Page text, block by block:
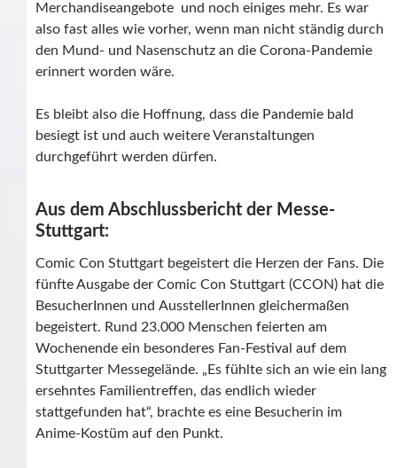
Merchandiseangebote und noch einiges mehr. Es war
also fast alles wie vorher, wenn man nicht ständig durch
den Mund- und Nasenschutz an die Corona-Pandemie
erinnert worden wäre.
Es bleibt also die Hoffnung, dass die Pandemie bald
besiegt ist und auch weitere Veranstaltungen
durchgeführt werden dürfen.
Aus dem Abschlussbericht der Messe-
Stuttgart:
Comic Con Stuttgart begeistert die Herzen der Fans. Die
fünfte Ausgabe der Comic Con Stuttgart (CCON) hat die
BesucherInnen und AusstellerInnen gleichermaßen
begeistert. Rund 23.000 Menschen feierten am
Wochenende ein besonderes Fan-Festival auf dem
Stuttgarter Messegelände. „Es fühlte sich an wie ein lang
ersehntes Familientreffen, das endlich wieder
stattgefunden hat“, brachte es eine Besucherin im
Anime-Kostüm auf den Punkt.